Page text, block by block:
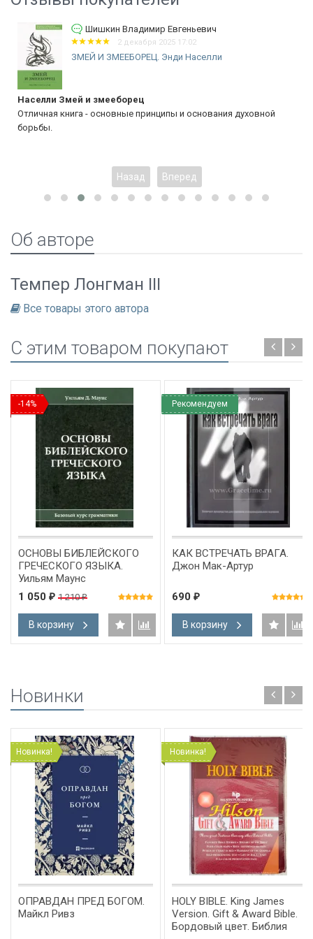
Шишкин Владимир Евгеньевич
2 декабря 2025 17:02
ЗМЕЙ И ЗМЕЕБОРЕЦ. Энди Населли
Населли Змей и змееборец
Отличная книга - основные принципы и основания духовной
борьбы.
Назад Вперед
Об авторе
Темпер Лонгман III
Все товары этого автора
C этим товаром покупают
-14%
ОСНОВЫ БИБЛЕЙСКОГО
ГРЕЧЕСКОГО ЯЗЫКА.
Уильям Маунс
1 050 ₽ 1 210₽
В корзину
Рекомендуем
КАК ВСТРЕЧАТЬ ВРАГА.
Джон Мак-Артур
690 ₽
В корзину
Новинки
Новинка!
ОПРАВДАН ПРЕД БОГОМ.
Майкл Ривз
Новинка!
HOLY BIBLE. King James
Version. Gift & Award Bible.
Бордовый цвет. Библия